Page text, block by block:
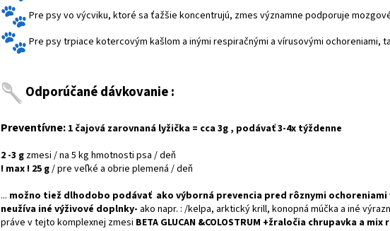
Pre psy vo výcviku, ktoré sa ťažšie koncentrujú, zmes významne podporuje
Pre psy trpiace kotercovým kašlom a inými respiračnými a vírusovými ochoreniami,
Odporúčané dávkovanie :
Preventívne: 1 čajová zarovnaná lyžička = cca 3g , podávať 3-4x týždenne
2 -3 g zmesi / na 5 kg hmotnosti psa / deň
! max ! 25 g/ pre veľké a obrie plemená / deň
... možno tiež dlhodobo podávať ako výborná prevencia pred rôznymi ochoreniami
neužíva iné výživové doplnky- ako napr. : /kelpa, arktický krill, konopná múčka a iné
práve v tejto komplexnej zmesi BETA GLUCAN &COLOSTRUM +žraločia chrupavka a mix